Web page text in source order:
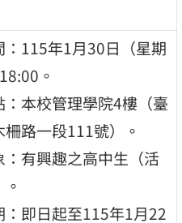
：115年1月30日（星期
。
本校管理學院4樓（臺
路一段111號）。
：有興趣之高中生（活
：即日起至115年1月22